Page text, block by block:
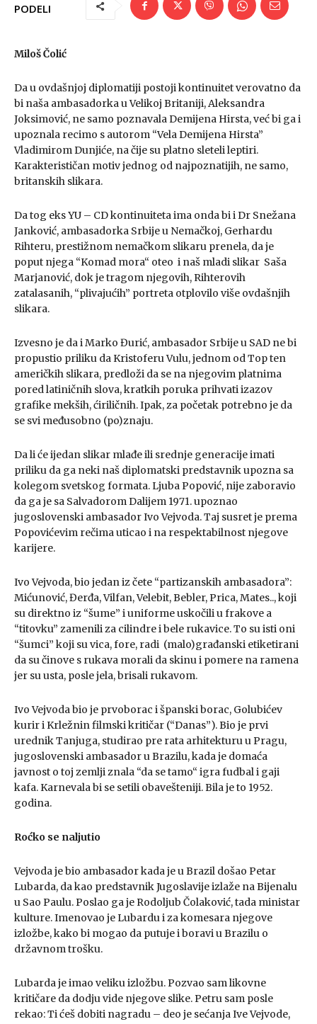
PODELI
Miloš Čolić
Da u ovdašnjoj diplomatiji postoji kontinuitet verovatno da
bi naša ambasadorka u Velikoj Britaniji, Aleksandra
Joksimović, ne samo poznavala Demijena Hirsta, već bi ga i
upoznala recimo s autorom “Vela Demijena Hirsta”
Vladimirom Dunjiće, na čije su platno sleteli leptiri.
Karakterističan motiv jednog od najpoznatijih, ne samo,
britanskih slikara.
Da tog eks YU – CD kontinuiteta ima onda bi i Dr Snežana
Janković, ambasadorka Srbije u Nemačkoj, Gerhardu
Rihteru, prestižnom nemačkom slikaru prenela, da je
poput njega “Komad mora“ oteo i naš mladi slikar Saša
Marjanović, dok je tragom njegovih, Rihterovih
zatalasanih, “plivajućih” portreta otplovilo više ovdašnjih
slikara.
Izvesno je da i Marko Đurić, ambasador Srbije u SAD ne bi
propustio priliku da Kristoferu Vulu, jednom od Top ten
američkih slikara, predloži da se na njegovim platnima
pored latiničnih slova, kratkih poruka prihvati izazov
grafike mekših, ćiriličnih. Ipak, za početak potrebno je da
se svi međusobno (po)znaju.
Da li će ijedan slikar mlađe ili srednje generacije imati
priliku da ga neki naš diplomatski predstavnik upozna sa
kolegom svetskog formata. Ljuba Popović, nije zaboravio
da ga je sa Salvadorom Dalijem 1971. upoznao
jugoslovenski ambasador Ivo Vejvoda. Taj susret je prema
Popovićevim rečima uticao i na respektabilnost njegove
karijere.
Ivo Vejvoda, bio jedan iz čete “partizanskih ambasadora”:
Mićunović, Đerđa, Vilfan, Velebit, Bebler, Prica, Mates.., koji
su direktno iz “šume” i uniforme uskočili u frakove a
“titovku” zamenili za cilindre i bele rukavice. To su isti oni
“šumci” koji su vica, fore, radi (malo)građanski etiketirani
da su činove s rukava morali da skinu i pomere na ramena
jer su usta, posle jela, brisali rukavom.
Ivo Vejvoda bio je prvoborac i španski borac, Golubićev
kurir i Krležnin filmski kritičar (“Danas”). Bio je prvi
urednik Tanjuga, studirao pre rata arhitekturu u Pragu,
jugoslovenski ambasador u Brazilu, kada je domaća
javnost o toj zemlji znala “da se tamo“ igra fudbal i gaji
kafa. Karnevala bi se setili obavešteniji. Bila je to 1952.
godina.
Roćko se naljutio
Vejvoda je bio ambasador kada je u Brazil došao Petar
Lubarda, da kao predstavnik Jugoslavije izlaže na Bijenalu
u Sao Paulu. Poslao ga je Rodoljub Čolaković, tada ministar
kulture. Imenovao je Lubardu i za komesara njegove
izložbe, kako bi mogao da putuje i boravi u Brazilu o
državnom trošku.
Lubarda je imao veliku izložbu. Pozvao sam likovne
kritičare da dodju vide njegove slike. Petru sam posle
rekao: Ti ćeš dobiti nagradu – deo je sećanja Ive Vejvode,